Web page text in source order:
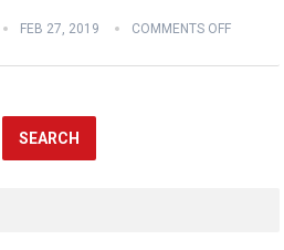
FEB 27, 2019 COMMENTS OFF